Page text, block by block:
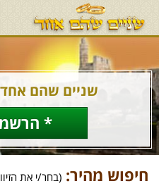
שניים שהם אחד
*
חיפוש מהיר: (בחר/י את